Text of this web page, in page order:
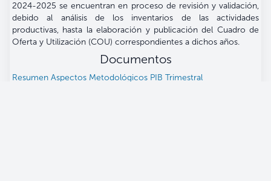
2024-2025 se encuentran en proceso de revisión y validación,
debido al análisis de los inventarios de las actividades
productivas, hasta la elaboración y publicación del Cuadro de
Oferta y Utilización (COU) correspondientes a dichos años.
Documentos
Resumen Aspectos Metodológicos PIB Trimestral